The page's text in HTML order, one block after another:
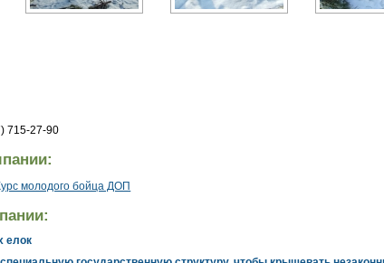
715-27-90
молодого бойца ДОП
елок